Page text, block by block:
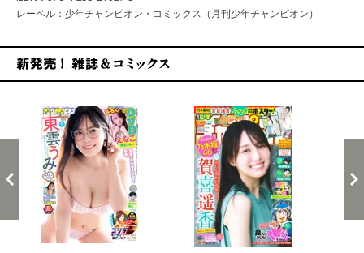
レーベル：少年チャンピオン・コミックス（月刊少年チャンピオン）